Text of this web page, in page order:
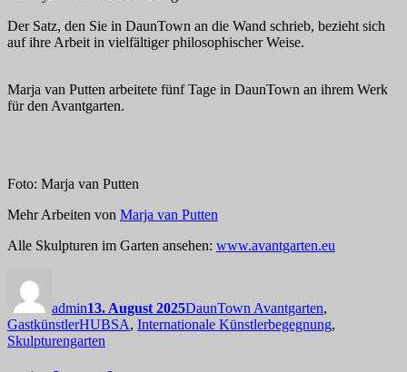
Der Satz, den Sie in DaunTown an die Wand schrieb, bezieht sich
auf ihre Arbeit in vielfältiger philosophischer Weise.
Marja van Putten arbeitete fünf Tage in DaunTown an ihrem Werk
für den Avantgarten.
Foto: Marja van Putten
Mehr Arbeiten von Marja van Putten
Alle Skulpturen im Garten ansehen: www.avantgarten.eu
admin13. August 2025DaunTown Avantgarten,
GastkünstlerSchlagwörter
HUBSA, Internationale Künstlerbegegnung,
Skulpturengarten